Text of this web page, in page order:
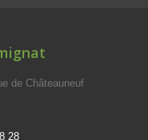
de Châteauneuf
28